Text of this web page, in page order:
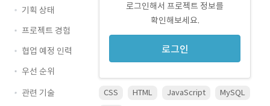
로그인해서 프로젝트 정보를
확인해보세요.
로그인
기획 상태
프로젝트 경험
협업 예정 인력
우선 순위
관련 기술
CSS HTML JavaScript
MySQL